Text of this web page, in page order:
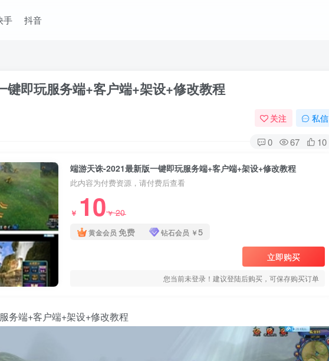
手 抖音
键即玩服务端+客户端+架设+修改教程
关注 私信
0 67 10
端游天诛-2021最新版一键即玩服务端+客户端+架设+修改教程
此内容为付费资源，请付费后查看
￥ 10￥20
黄金会员 免费 钻石会员 ￥5
立即购买
您当前未登录！建议登陆后购买，可保存购买订单
务端+客户端+架设+修改教程